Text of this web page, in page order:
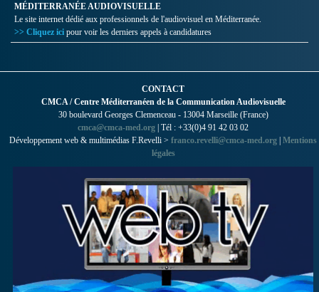
MÉDITERRANÉE AUDIOVISUELLE
Le site internet dédié aux professionnels de l'audiovisuel en Méditerranée.
>> Cliquez ici pour voir les derniers appels à candidatures
CONTACT
CMCA / Centre Méditerranéen de la Communication Audiovisuelle
30 boulevard Georges Clemenceau - 13004 Marseille (France)
cmca@cmca-med.org | Tél : +33(0)4 91 42 03 02
Développement web & multimédias F.Revelli > franco.revelli@cmca-med.org | Mentions
légales